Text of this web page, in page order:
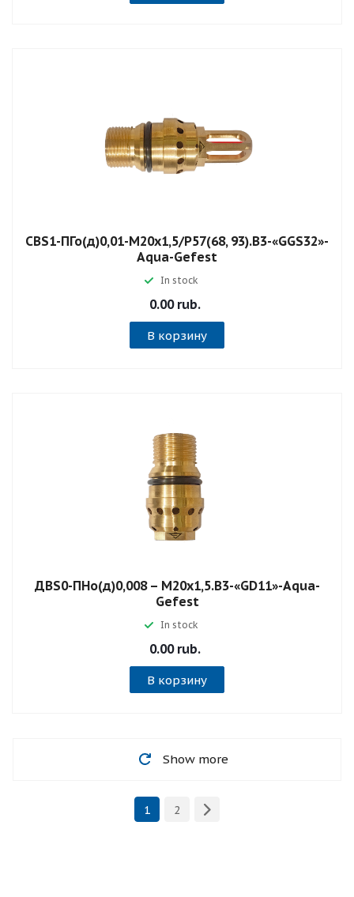
СВS1-ПГо(д)0,01-М20х1,5/Р57(68, 93).В3-«GGS32»-
Aqua-Gefest
In stock
0.00 rub.
В корзину
ДВS0-ПНо(д)0,008 – М20х1,5.В3-«GD11»-Aqua-
Gefest
In stock
0.00 rub.
В корзину
Show more
1 2